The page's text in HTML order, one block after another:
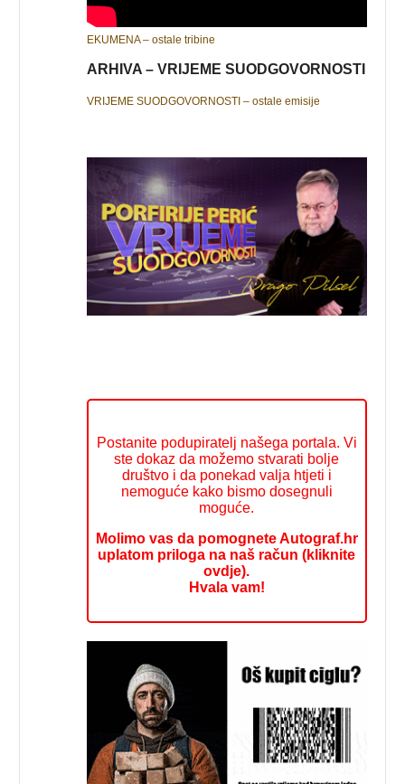
EKUMENA – ostale tribine
ARHIVA – VRIJEME SUODGOVORNOSTI
VRIJEME SUODGOVORNOSTI – ostale emisije
Postanite podupiratelj našega portala. Vi
ste dokaz da možemo stvarati bolje
društvo i da ponekad valja htjeti i
nemoguće kako bismo dosegnuli
moguće.
Molimo vas da pomognete Autograf.hr
uplatom priloga na naš račun (kliknite
ovdje).
Hvala vam!